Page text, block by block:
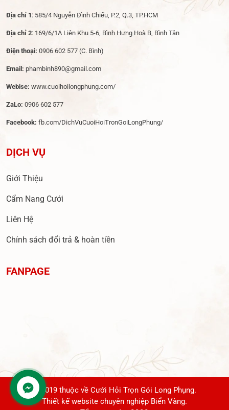
Địa chỉ 1 : 585/4 Nguyễn Đình Chiểu, P.2, Q.3, TP.HCM
Địa chỉ 2: 169/6/1A Liên Khu 5-6, Bình Hưng Hoà B, Bình Tân
Điện thoại: 0906 602 577 (C. Bình)
Email: phambinh890@gmail.com
Webise: www.cuoihoilongphung.com/
ZaLo: 0906 602 577
Facebook: fb.com/DichVuCuoiHoiTronGoiLongPhung/
DỊCH VỤ
Giới Thiệu
Cẩm Nang Cưới
Liên Hệ
Chính sách đổi trả & hoàn tiền
FANPAGE
© 2019 thuộc về Cưới Hỏi Trọn Gói Long Phụng.
Thiết kế website chuyên nghiệp Biển Vàng.